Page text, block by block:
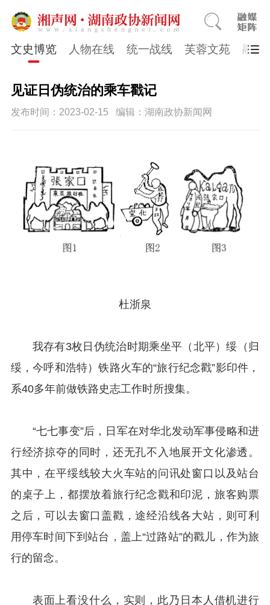
文史博览 人物在线 统一战线 芙蓉文苑 融媒
见证日伪统治的乘车戳记
发布时间：2023-02-15 编辑：湖南政协新闻网
杜浙泉
我存有3枚日伪统治时期乘坐平（北平）绥（归
绥，今呼和浩特）铁路火车的“旅行纪念戳”影印件，
系40多年前做铁路史志工作时所搜集。
“七七事变”后，日军在对华北发动军事侵略和进
行经济掠夺的同时，还无孔不入地展开文化渗透。
其中，在平绥线较大火车站的问讯处窗口以及站台
的桌子上，都摆放着旅行纪念戳和印泥，旅客购票
之后，可以去窗口盖戳，途经沿线各大站，则可利
用停车时间下到站台，盖上“过路站”的戳儿，作为旅
行的留念。
表面上看没什么，实则，此乃日本人借机进行